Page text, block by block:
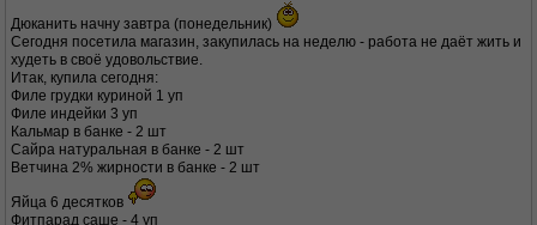
Дюканить начну завтра (понедельник)
Сегодня посетила магазин, закупилась на неделю - работа не даёт жить и
худеть в своё удовольствие.
Итак, купила сегодня:
Филе грудки куриной 1 уп
Филе индейки 3 уп
Кальмар в банке - 2 шт
Сайра натуральная в банке - 2 шт
Ветчина 2% жирности в банке - 2 шт
Яйца 6 десятков
Фитпарад саше - 4 уп